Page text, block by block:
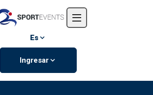
Eventos
Es
Ingresar